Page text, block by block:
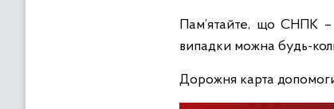
Пам’ятайте, що СНПК –
випадки можна будь-
Дорожня карта